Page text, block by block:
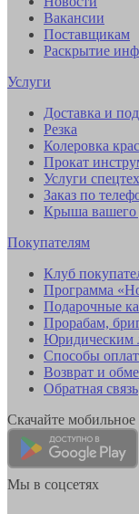
Вакансии
Поставщикам
Раскрытие
Услуги
Доставка и
Резка
Колеровка
Прокат
Услуги
Заказ по
Крыша вашего
Покупателям
Клуб
Программа
Подарочные
Прорабам,
Юридическим
Способы
Возврат и
Обратная связь
Скачайте
Мы в соцсетях